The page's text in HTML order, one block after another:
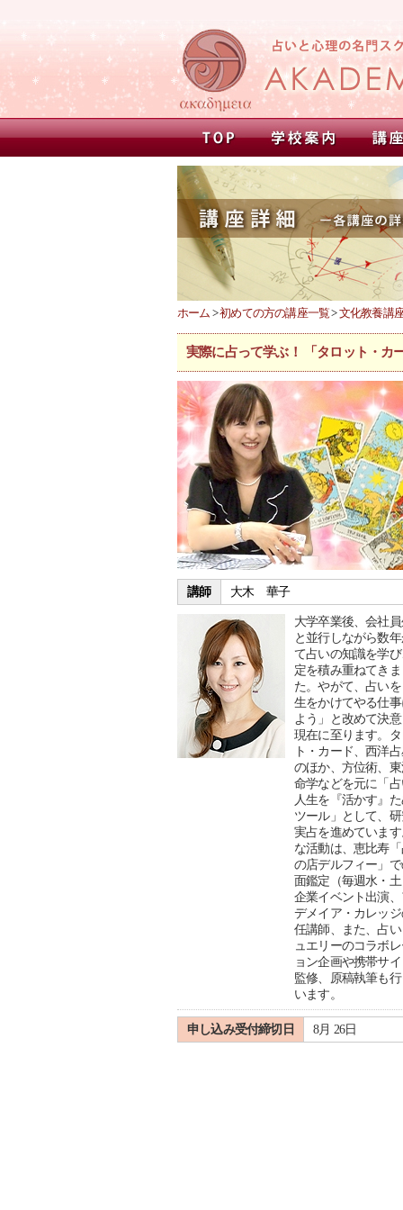
ホーム >初めての方の講座一覧>文化教養講
実際に占って学ぶ！ 「タロット・カ
講師 大木 華子
大学卒業後、会社
と並行しながら数
て占いの知識を学
定を積み重ねてきま
た。やがて、占い
生をかけてやる仕事
よう」と改めて決意
現在に至ります。タ
ト・カード、西洋
のほか、方位術、
命学などを元に「
人生を『活かす』
ツール」として、研
実占を進めていま
な活動は、恵比寿
の店デルフィー」
面鑑定（毎週水・土
企業イベント出演、
デメイア・カレッ
任講師、また、占
ュエリーのコラボ
ョン企画や携帯サ
監修、原稿執筆も
います。
申し込み受付締切日 8月 26日